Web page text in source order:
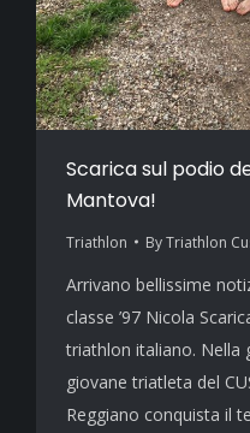
Scarica sul podio
Mantova!
Triathlon ByTriathlon
Arrivano bellissime
classe ’97 Nicola
triathlon italiano. Nella
giovane triatleta del
Reggiano conquista il